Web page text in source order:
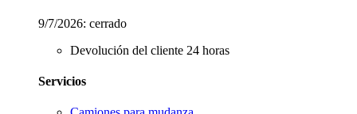
9/7/2026: cerrado
Devolución del cliente 24 horas
Servicios